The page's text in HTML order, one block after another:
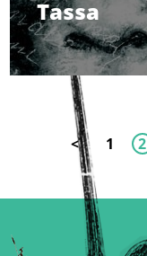
Tassa
< 1 2